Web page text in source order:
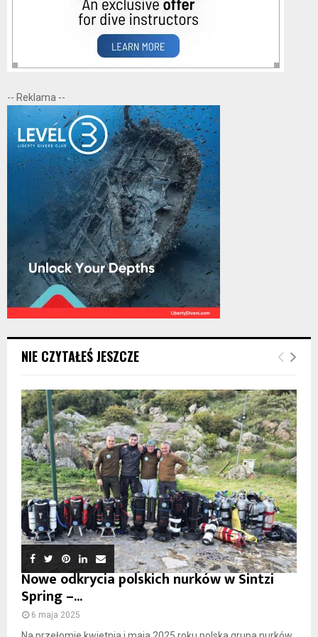
-- Reklama --
NIE CZYTAŁEŚ JESZCZE
Nowe odkrycia polskich nurków w Sintzi
Spring –...
6 maja 2025